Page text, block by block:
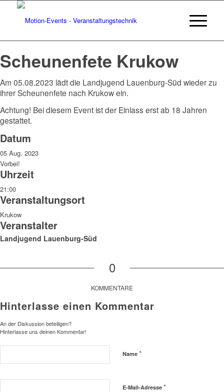
Scheunenfete Krukow
Am 05.08.2023 lädt die Landjugend Lauenburg-Süd wieder zu
ihrer Scheunenfete nach Krukow ein.
Achtung! Bei diesem Event ist der Einlass erst ab 18 Jahren
gestattet.
Datum
05 Aug. 2023
Vorbei!
Uhrzeit
21:00
Veranstaltungsort
Krukow
Veranstalter
Landjugend Lauenburg-Süd
0
KOMMENTARE
Hinterlasse einen Kommentar
An der Diskussion beteiligen?
Hinterlasse uns deinen Kommentar!
Name *
E-Mail-Adresse *